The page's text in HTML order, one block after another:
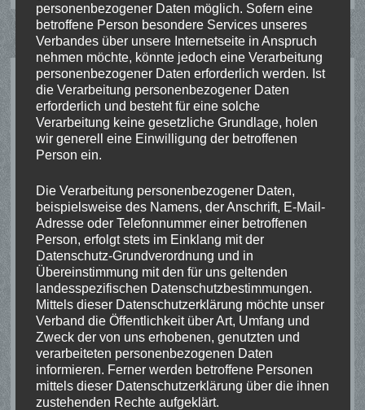
SCHÜTZENTERMINE
16. August 2026 13:00-20:00
Bezirksschützenfest
Messe
Schützenumzug
Bezirkskönigsschießen
Bezirksschülerprinzenschießen
Bezirksprinzenschießen
Bezirksfahnenschwenken
Proklamation
23. August 2026
Landesschützenfest
Kalkar, 47546 Kalkar, Deutschland
personenbezogener Daten möglich. Sofern eine
betroffene Person besondere Services unseres
Verbandes über unsere Internetseite in Anspruch
nehmen möchte, könnte jedoch eine Verarbeitung
personenbezogener Daten erforderlich werden. Ist
die Verarbeitung personenbezogener Daten
erforderlich und besteht für eine solche
Verarbeitung keine gesetzliche Grundlage, holen
wir generell eine Einwilligung der betroffenen
Person ein.
Die Verarbeitung personenbezogener Daten,
beispielsweise des Namens, der Anschrift, E-Mail-
Adresse oder Telefonnummer einer betroffenen
Person, erfolgt stets im Einklang mit der
Datenschutz-Grundverordnung und in
Übereinstimmung mit den für uns geltenden
landesspezifischen Datenschutzbestimmungen.
Mittels dieser Datenschutzerklärung möchte unser
Verband die Öffentlichkeit über Art, Umfang und
Zweck der von uns erhobenen, genutzten und
verarbeiteten personenbezogenen Daten
informieren. Ferner werden betroffene Personen
mittels dieser Datenschutzerklärung über die ihnen
zustehenden Rechte aufgeklärt.